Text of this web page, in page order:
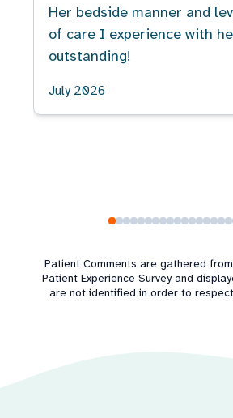
Her bedside manner and
of care I experience with
outstanding!
July 2026
Patient Comments are gathered
Patient Experience Survey and
are not identified in order to